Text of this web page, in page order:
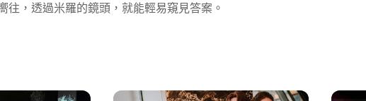
往，透過米羅的鏡頭，就能輕易窺見答案。